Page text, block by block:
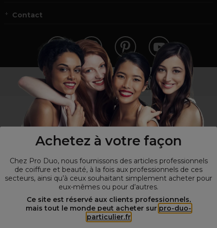
Achetez à votre façon
Chez Pro Duo, nous fournissons des articles professionnels
de coiffure et beauté, à la fois aux professionnels de ces
secteurs, ainsi qu’à ceux souhaitant simplement acheter pour
eux-mêmes ou pour d’autres.
Ce site est réservé aux clients professionnels,
mais tout le monde peut acheter sur pro-duo-
particulier.fr
Contact
Vous n’êtes pas un professionnel ?
Visitez notre site pour les particuliers!
Spécialiste de la coiffure et de la beauté, nous vous proposons une
large sélection de produits professionnels pour la coiffure et